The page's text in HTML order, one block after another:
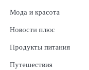
Мода и красота
Новости плюс
Продукты питания
Путешествия